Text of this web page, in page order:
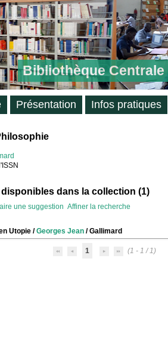
Bibliothèque
dans la collection (1)
une suggestion Affiner la recherche
Utopie/Georges Jean/ Gallimard
1 (1 - 1 / 1)
Présentation Infos pratiques